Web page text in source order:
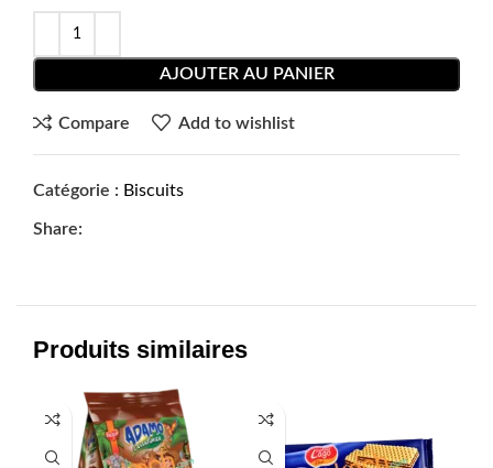
AJOUTER AU PANIER
Compare Add to wishlist
Catégorie : Biscuits
Share:
Produits similaires